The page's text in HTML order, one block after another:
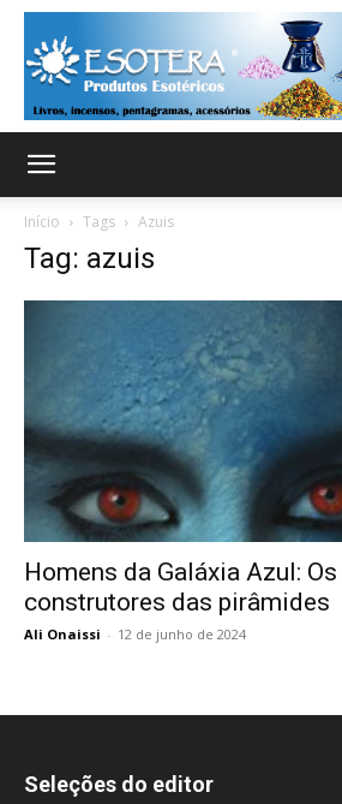
Início Tags Azuis
Tag: azuis
Homens da Galáxia Azul:
construtores das pirâmides
Ali Onaissi - 12 de junho de 2024
Seleções do editor